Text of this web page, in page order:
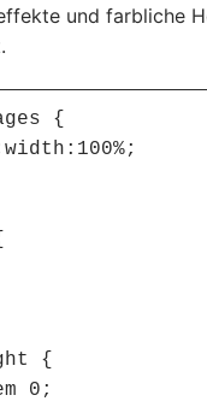
und farbliche
{
{
0;